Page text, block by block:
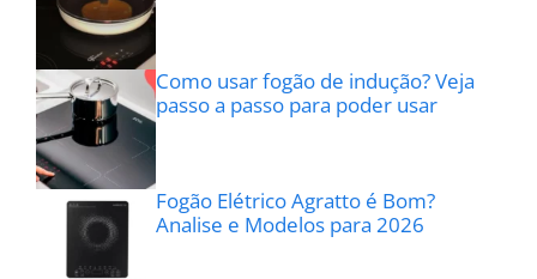
Como usar fogão de indução? Veja
passo a passo para poder usar
Fogão Elétrico Agratto é Bom?
Analise e Modelos para 2026